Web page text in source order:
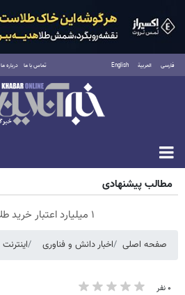
فارسی العربية English تماس با ما درباره ما
جمعه ۱۶ مرداد ۱۴۰۵
مطالب پیشنهادی
۱ میلیارد اعتبار خرید طلا | بدون ضامن و چک
صفحه اصلی اخبار دانش و فناوری اینترنت
۰ نفر